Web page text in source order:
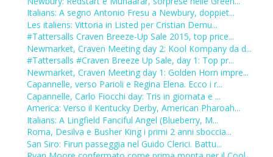
Italians: A segno Antonio Fresu a Newbury, doppiet...
Les italiens: Vittoria in Listed per Cristian Demu...
#Tattersalls Craven Breeze-Up Sale 2015, top price...
Newmarket, Craven Meeting day 2: Kool Kompany da d...
#Tattersalls #Craven Breeze Up Sale, day 1: Top pr...
Newmarket, Craven Meeting day 1: Golden Horn impre...
Capannelle, verso Parioli e Regina Elena. Ecco i r...
Capannelle, Carlo Fiocchi day: Tris in giornata e ...
America: Verso il Kentucky Derby, American Pharoah...
Italians: A Lingfield Fanciful Angel (Blueberry, M...
Roma, Desilva e Busher King i primi 2 anni sboccia...
San Siro: Firun passeggia nel Guido Clerici. Battu...